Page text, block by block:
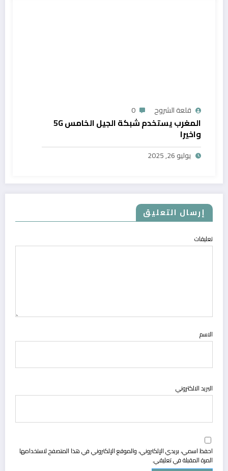
قلعة الشروح 0
المغرب يستخدم شبكة الجيل الخامس 5G
واخيرا
يوليو 26, 2025
إرسال التعليق
تعليقات
الاسم
البريد الالكتروني
احفظ اسمي، بريدي الإلكتروني، والموقع الإلكتروني في هذا المتصفح لاستخدامها
المرة المقبلة في تعليقي.